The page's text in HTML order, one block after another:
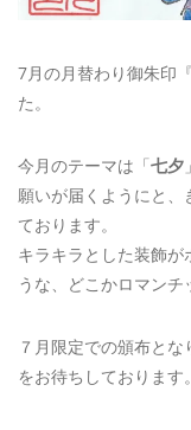
7月の月替わり御朱印
た。
今月のテーマは「七夕
願いが届くようにと、
ております。
キラキラとした装飾が
うな、どこかロマンチ
７月限定での頒布と
をお待ちしております。